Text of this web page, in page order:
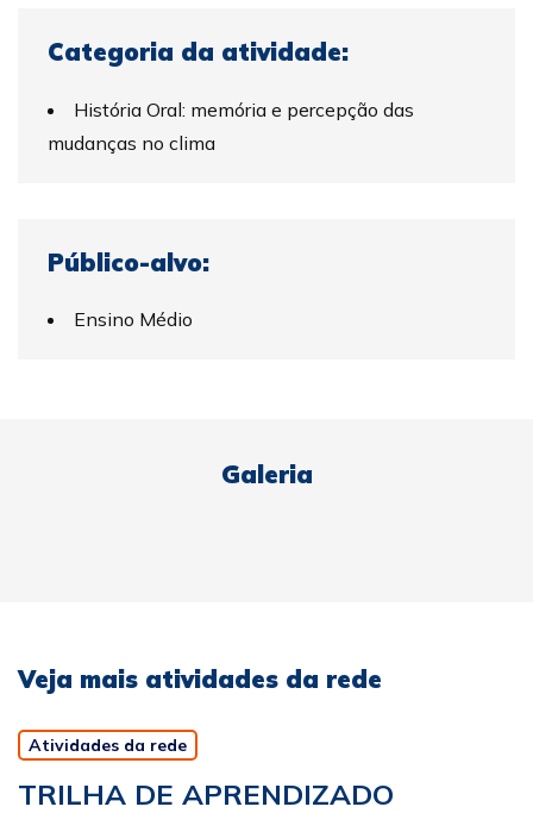
Categoria da atividade:
História Oral: memória e percepção das
mudanças no clima
Público-alvo:
Ensino Médio
Galeria
Veja mais atividades da rede
Atividades da rede
TRILHA DE APRENDIZADO